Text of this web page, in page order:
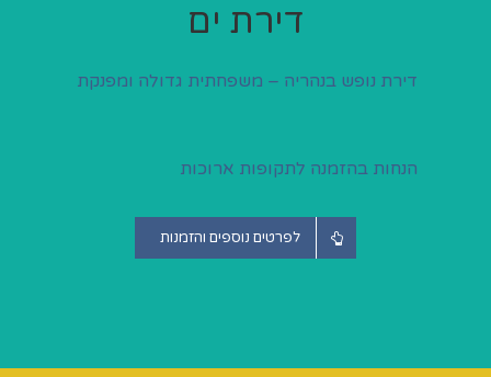
דירת ים
דירת נופש בנהריה – משפחתית גדולה ומפנקת
הנחות בהזמנה לתקופות ארוכות‫‪
לפרטים נוספים והזמנות